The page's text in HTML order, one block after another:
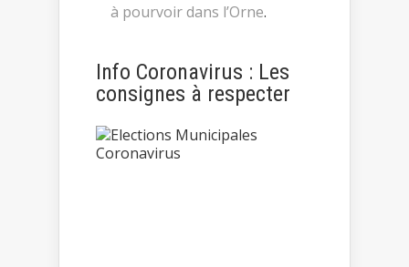
à pourvoir dans l’Orne.
Info Coronavirus : Les
consignes à respecter